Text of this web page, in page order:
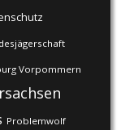
Vorpommern
Problemwolf